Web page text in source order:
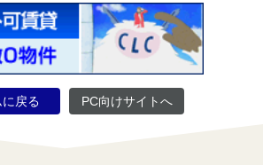
戻る PC向けサイトへ